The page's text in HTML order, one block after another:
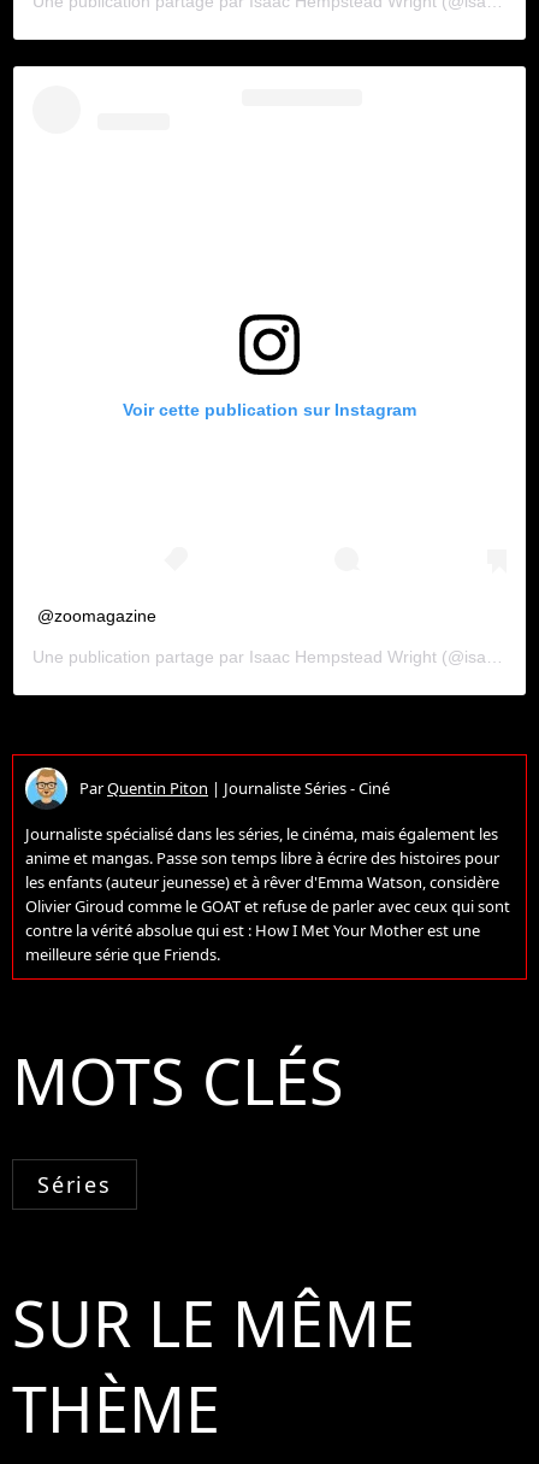
Voir cette publication sur Instagram
@zoomagazine
Une publication partage par Isaac Hempstead Wright (@isaachwright) le
ParQuentin Piton | Journaliste Séries - Ciné
Journaliste spécialisé dans les séries, le cinéma, mais également les
anime et mangas. Passe son temps libre à écrire des histoires pour
les enfants (auteur jeunesse) et à rêver d'Emma Watson, considère
Olivier Giroud comme le GOAT et refuse de parler avec ceux qui sont
contre la vérité absolue qui est : How I Met Your Mother est une
meilleure série que Friends.
MOTS CLÉS
Séries
SUR LE MÊME
THÈME